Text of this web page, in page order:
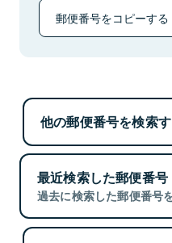
郵便番号をコピーする
他の郵便番号を検索
最近検索した郵便番号
過去に検索した郵便番号